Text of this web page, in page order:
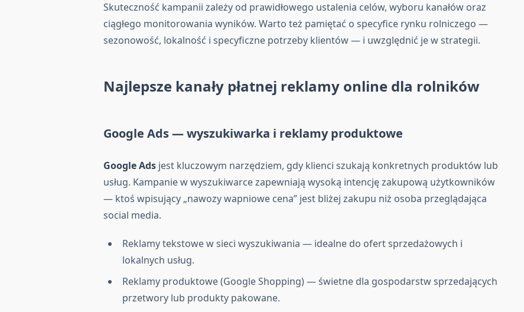
Skuteczność kampanii zależy od prawidłowego ustalenia celów, wyboru kanałów oraz
ciągłego monitorowania wyników. Warto też pamiętać o specyfice rynku rolniczego —
sezonowość, lokalność i specyficzne potrzeby klientów — i uwzględnić je w strategii.
Najlepsze kanały płatnej reklamy online dla rolników
Google Ads — wyszukiwarka i reklamy produktowe
Google Ads jest kluczowym narzędziem, gdy klienci szukają konkretnych produktów lub
usług. Kampanie w wyszukiwarce zapewniają wysoką intencję zakupową użytkowników
— ktoś wpisujący „nawozy wapniowe cena” jest bliżej zakupu niż osoba przeglądająca
social media.
Reklamy tekstowe w sieci wyszukiwania — idealne do ofert sprzedażowych i
lokalnych usług.
Reklamy produktowe (Google Shopping) — świetne dla gospodarstw sprzedających
przetwory lub produkty pakowane.